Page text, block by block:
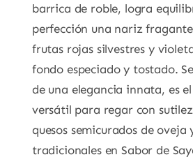
barrica de roble, logra
perfección una nariz
frutas rojas silvestres y
fondo especiado y tostado.
de una elegancia innata, es
versátil para regar con
quesos semicurados de oveja
tradicionales en Sabor de